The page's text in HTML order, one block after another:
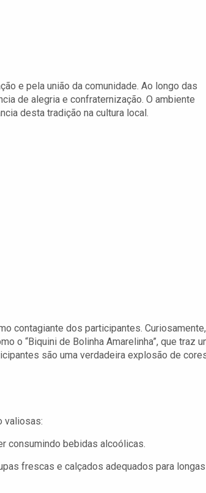
e pela união da comunidade. Ao longo das
de alegria e confraternização. O ambiente
desta tradição na cultura local.
contagiante dos participantes. Curiosamente,
o “Biquini de Bolinha Amarelinha”, que traz
são uma verdadeira explosão de
valiosas:
consumindo bebidas alcoólicas.
frescas e calçados adequados para longas